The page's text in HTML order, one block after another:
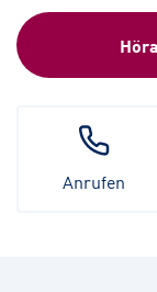
Anrufen